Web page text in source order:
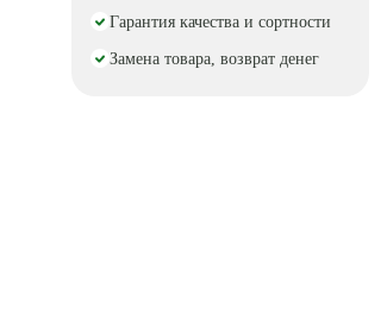
Гарантия качества и сортности
Замена товара, возврат денег